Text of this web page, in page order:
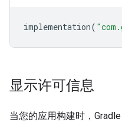
implementation(
显示许可信息
当您的应用构建时，